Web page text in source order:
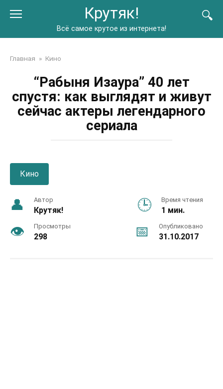
Крутяк!
Всё самое крутое из интернета!
Главная » Кино
“Рабыня Изаура” 40 лет
спустя: как выглядят и живут
сейчас актеры легендарного
сериала
Кино
Автор
Крутяк!
Время чтения
1 мин.
Просмотры
298
Опубликовано
31.10.2017